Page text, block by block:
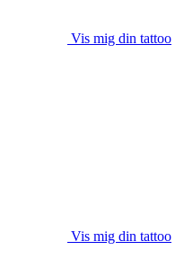
Vis mig din tattoo
Vis mig din tattoo